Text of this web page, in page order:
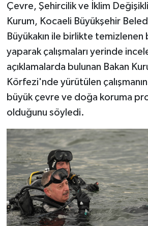
Çevre, Şehircilik ve İklim
Kurum, Kocaeli Büyükşehir
Büyükakın ile birlikte temizlenen
yaparak çalışmaları yerinde
açıklamalarda bulunan Bakan
Körfezi'nde yürütülen
büyük çevre ve doğa koruma
olduğunu söyledi.